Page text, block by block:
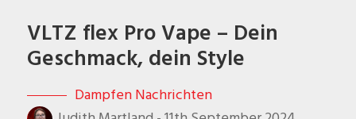
VLTZ flex Pro Vape – Dein
Geschmack, dein Style
Dampfen Nachrichten